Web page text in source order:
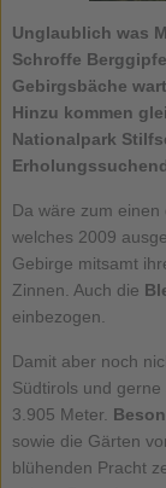
Unglaublich was
Schroffe
Gebirgsbäche
Hinzu kommen
Nationalpark
Da wäre zum einen
welches 2009
Gebirge mitsamt
Zinnen. Auch die
einbezogen.
Damit aber noch
Südtirols und gerne
3.905 Meter.
sowie die Gärten
blühenden Pracht